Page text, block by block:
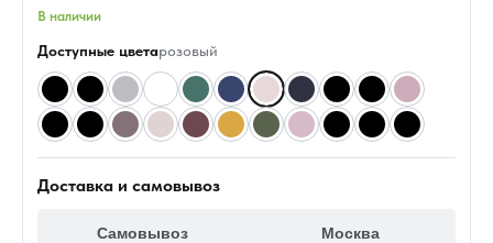
В наличии
Доступные цветарозовый
Доставка и самовывоз
Самовывоз Москва